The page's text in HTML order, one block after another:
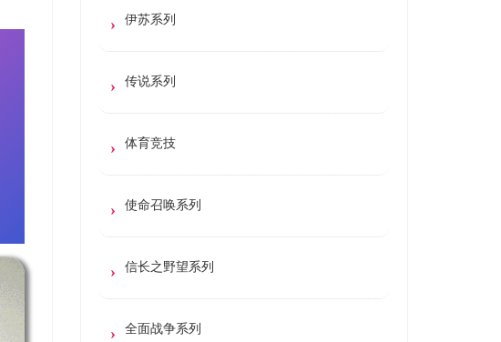
伊苏系列
传说系列
体育竞技
使命召唤系列
信长之野望系列
全面战争系列